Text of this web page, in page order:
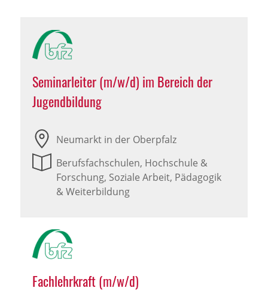
Seminarleiter (m/w/d) im Bereich der
Jugendbildung
Neumarkt in der Oberpfalz
Berufsfachschulen, Hochschule &
Forschung, Soziale Arbeit, Pädagogik
& Weiterbildung
Fachlehrkraft (m/w/d)